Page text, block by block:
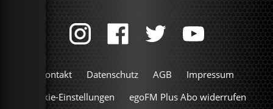
Kontakt Datenschutz AGB
Impressum
Cookie-Einstellungen
egoFM Plus Abo widerrufen